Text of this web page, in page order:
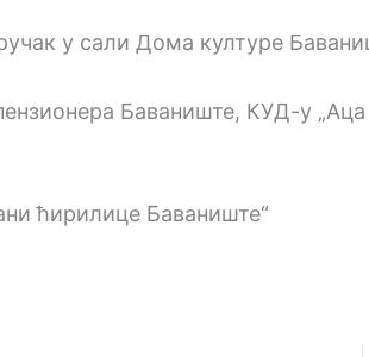
у сали Дома културе
Баваниште, КУД-у
ћирилице Баваниште“